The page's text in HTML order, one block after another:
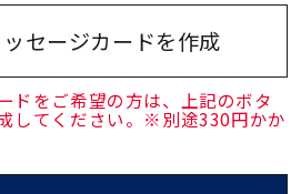
セージカードを作成
ドをご希望の方は、上記のボタ
してください。※別途330円かか